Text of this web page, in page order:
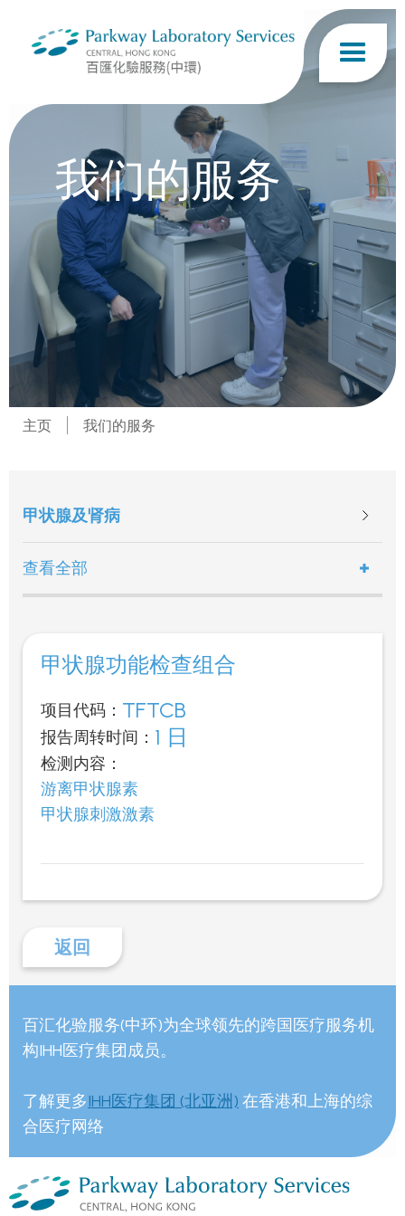
我们的服务
主页 我们的服务
甲状腺及肾病
查看全部
甲状腺功能检查组合
项目代码： TFTCB
报告周转时间： 1 日
检测内容：
游离甲状腺素
甲状腺刺激激素
返回
百汇化验服务(中环)为全球领先的跨国医疗服务机
构IHH医疗集团成员。
了解更多IHH医疗集团 (北亚洲) 在香港和上海的综
合医疗网络